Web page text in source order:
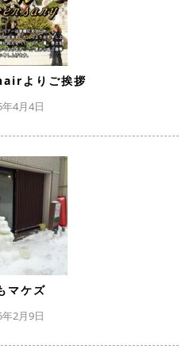
よりご挨拶
4月4日
マケズ
2月9日